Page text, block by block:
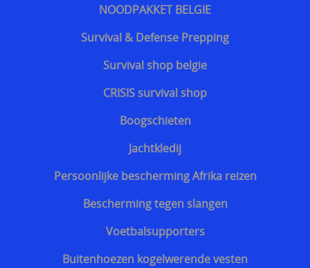
NATO landen
Terreurdreiging 2020
Zelfverdediging tegen mesaanvallen
Terreurdreiging Nieuwjaar 2018-2019
Snijwerende kledij doorsnijden door hulpdiensten
Beschermende kledij voor hulpdiensten
kogelvrije vesten te koop belgie
Kogelvrij - kogelwerend vest tegen TT 33 Tokarev
Snijwerende en kogelwerende T-shirt carriers
Steekpartij forum update
NOODPAKKET BELGIE
Survival & Defense Prepping
Survival shop belgie
CRISIS survival shop
Boogschieten
Jachtkledij
Persoonlijke bescherming Afrika reizen
Bescherming tegen slangen
Voetbalsupporters
Buitenhoezen kogelwerende vesten